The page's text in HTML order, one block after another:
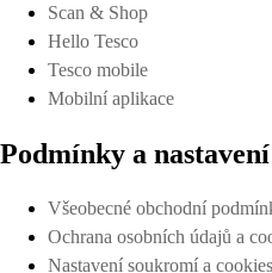
Scan & Shop
Hello Tesco
Tesco mobile
Mobilní aplikace
Podmínky a nastavení
Všeobecné obchodní
Ochrana osobních údajů a
Nastavení soukromí a cookies